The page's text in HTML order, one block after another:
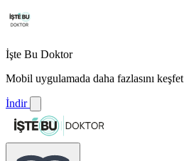
İşte Bu Doktor
Mobil uygulamada daha fazlasını keşfet
İndir